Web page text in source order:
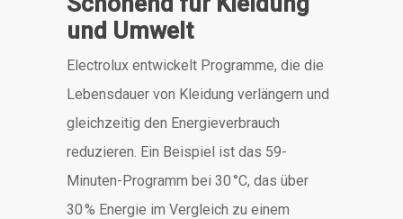
und Umwelt
Electrolux entwickelt Programme, die die
Lebensdauer von Kleidung verlängern und
gleichzeitig den Energieverbrauch
reduzieren. Ein Beispiel ist das 59-
Minuten-Programm bei 30 °C, das über
30 % Energie im Vergleich zu einem